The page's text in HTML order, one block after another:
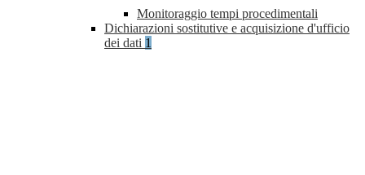
Monitoraggio tempi procedimentali
Dichiarazioni sostitutive e acquisizione d'ufficio
dei dati 1